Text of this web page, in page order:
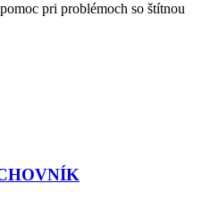
pri problémoch so štítnou